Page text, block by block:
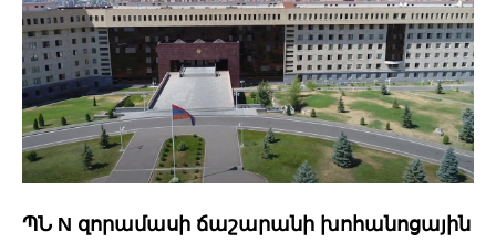
ՊՆ N զորամասի ճաշարանի խոհանոցային